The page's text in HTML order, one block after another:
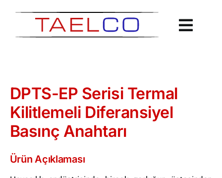
DPTS-EP Serisi Termal
Kilitlemeli Diferansiyel
Basınç Anahtarı
Ürün Açıklaması